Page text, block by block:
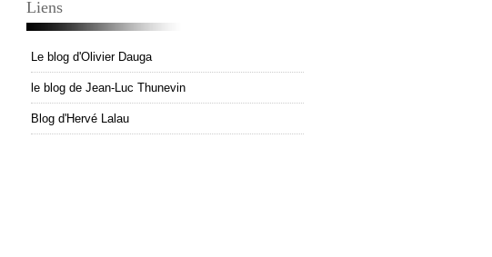
Liens
Le blog d'Olivier Dauga
le blog de Jean-Luc Thunevin
Blog d'Hervé Lalau